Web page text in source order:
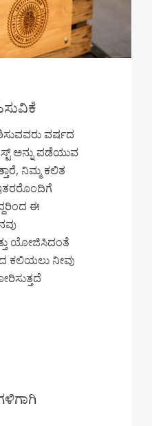
ವರ್ಷದ
ಅನ್ನು ಪಡೆಯುವ
ನಿಮ್ಮ ಕಲಿತ
ಈ
ಯೋಜಿಸಿದಂತೆ
ನೀವು